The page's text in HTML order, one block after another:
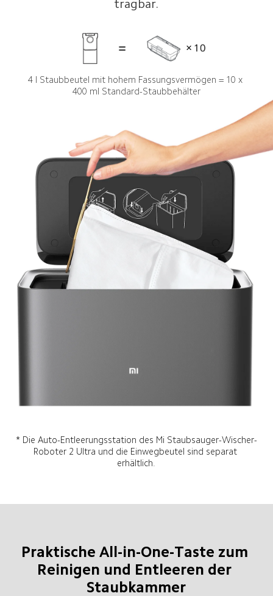
tragbar.
4 l Staubbeutel mit hohem Fassungsvermögen = 10 x
400 ml Standard-Staubbehälter
* Die Auto-Entleerungsstation des Mi Staubsauger-Wischer-
Roboter 2 Ultra und die Einwegbeutel sind separat
erhältlich.
Praktische All-in-One-Taste zum
Reinigen und Entleeren der
Staubkammer